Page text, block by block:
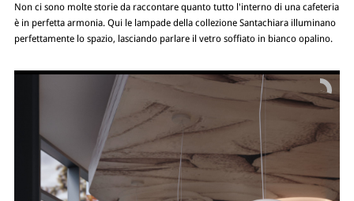
Non ci sono molte storie da raccontare quanto tutto l'interno di una cafeteria
è in perfetta armonia. Qui le lampade della collezione Santachiara illuminano
perfettamente lo spazio, lasciando parlare il vetro soffiato in bianco opalino.